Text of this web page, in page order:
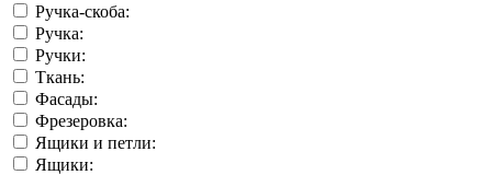
Ручка-скоба:
Ручка:
Ручки:
Ткань:
Фасады:
Фрезеровка:
Ящики и петли:
Ящики: